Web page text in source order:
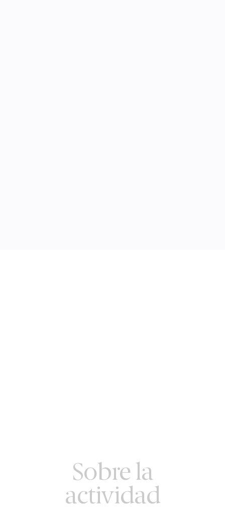
Sobre la
actividad